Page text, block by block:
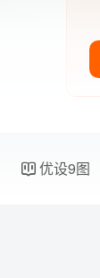
优设9图